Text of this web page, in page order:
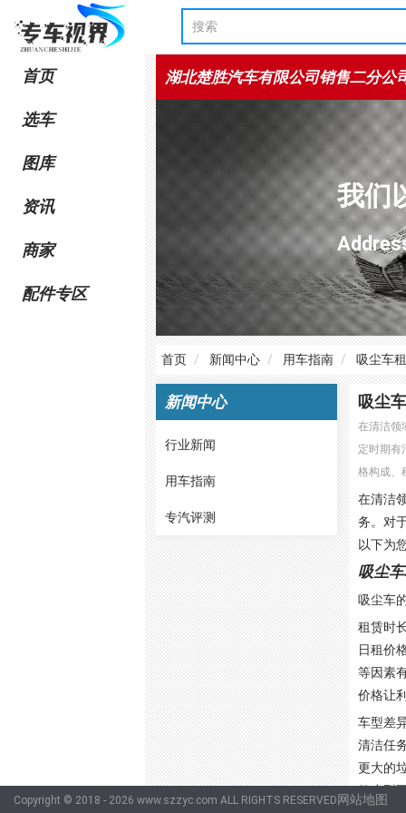
首页
选车
图库
资讯
商家
配件专区
湖北楚胜汽车有限公司销售二分公
我们
首页 新闻中心 用车指南 吸尘车
新闻中心
行业新闻
用车指南
专汽评测
吸尘
在清洁领
定时期有
格构成、
在清洁
务。对
以下为
吸尘
吸尘车
租赁时
日租价
等因素
价格让
车型差
清洁任
更大的
款小型
Copyright © 2018 - 2026 www.szzyc.com ALL RIGHTS RESERVED 网站地图